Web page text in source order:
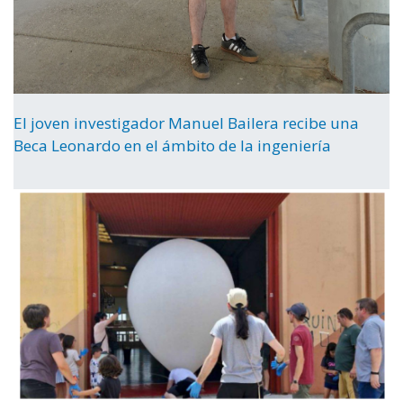
El joven investigador Manuel Bailera recibe una
Beca Leonardo en el ámbito de la ingeniería